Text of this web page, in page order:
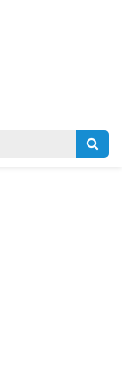
Zoeken
naar: